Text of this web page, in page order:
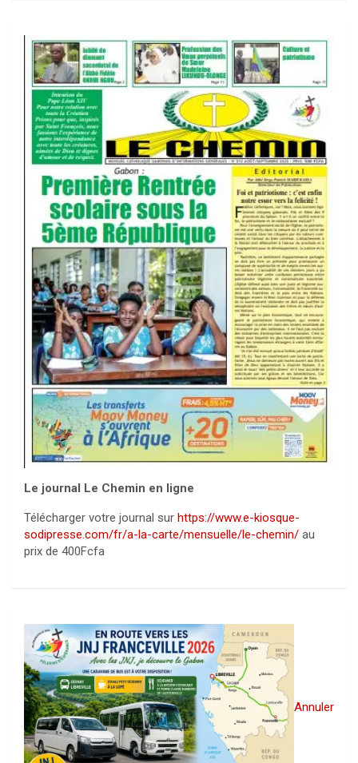
Le journal Le Chemin en ligne
Télécharger votre journal sur https://www.e-kiosque-
sodipresse.com/fr/a-la-carte/mensuelle/le-chemin/ au
prix de 400Fcfa
Annuler